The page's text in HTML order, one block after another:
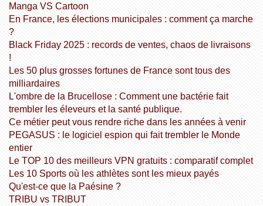
Manga VS Cartoon
En France, les élections municipales : comment ça marche
?
Black Friday 2025 : records de ventes, chaos de livraisons
!
Les 50 plus grosses fortunes de France sont tous des
milliardaires
L'ombre de la Brucellose : Comment une bactérie fait
trembler les éleveurs et la santé publique.
Ce métier peut vous rendre riche dans les années à venir
PEGASUS : le logiciel espion qui fait trembler le Monde
entier
Le TOP 10 des meilleurs VPN gratuits : comparatif complet
Les 10 Sports où les athlètes sont les mieux payés
Qu'est-ce que la Paésine ?
TRIBU vs TRIBUT